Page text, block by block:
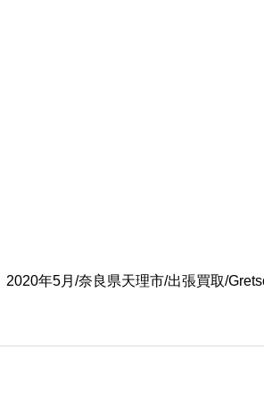
2020年5月/奈良県天理市/出張買取/